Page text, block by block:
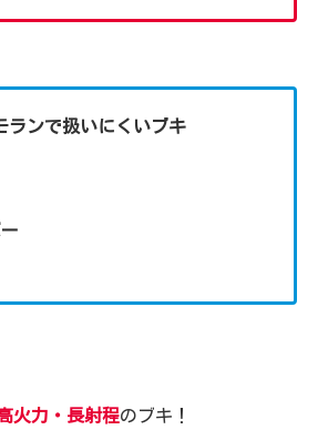
ランで扱いにくいブキ
火力・長射程のブキ！